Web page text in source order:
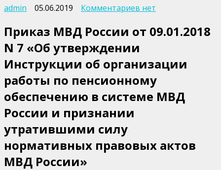
admin 05.06.2019 Комментариев к
Приказ
мвд
7
2018
года
пенсионное
обеспечение
нет
Приказ МВД России от 09.01.2018
N 7 «Об утверждении
Инструкции об организации
работы по пенсионному
обеспечению в системе МВД
России и признании
утратившими силу
нормативных правовых актов
МВД России»